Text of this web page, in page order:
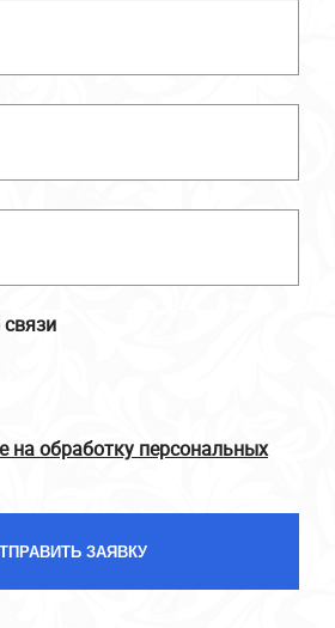
на обработку персональных
ЗАЯВКУ